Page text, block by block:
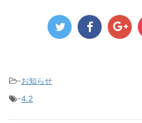
-お知らせ
-4.2